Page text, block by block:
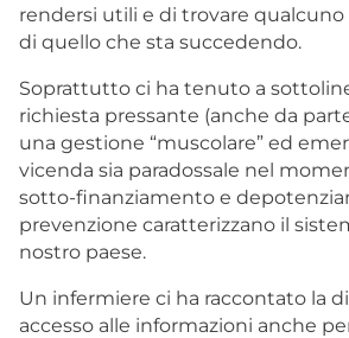
rendersi utili e di trovare
di quello che sta succedendo.
Soprattutto ci ha tenuto a
richiesta pressante (anche da
una gestione “muscolare” ed
vicenda sia paradossale nel
sotto-finanziamento e
prevenzione caratterizzano il
nostro paese.
Un infermiere ci ha raccontato la
accesso alle informazioni anche